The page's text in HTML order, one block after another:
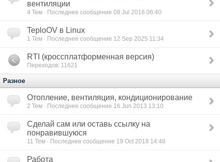
вентиляции
4 Тем · Последнее сообщение 08 Jul 2016 06:40
TeploOV в Linux
1 Тем · Последнее сообщение 12 Sep 2025 11:34
RTI (кроссплатформенная версия)
Переходов: 11621
Разное
Отопление, вентиляция, кондиционирование
2 Тем · Последнее сообщение 16 Jun 2013 13:10
Сделай сам или оставь ссылку на
понравившуюся
11 Тем · Последнее сообщение 19 Oct 2018 14:48
Работа